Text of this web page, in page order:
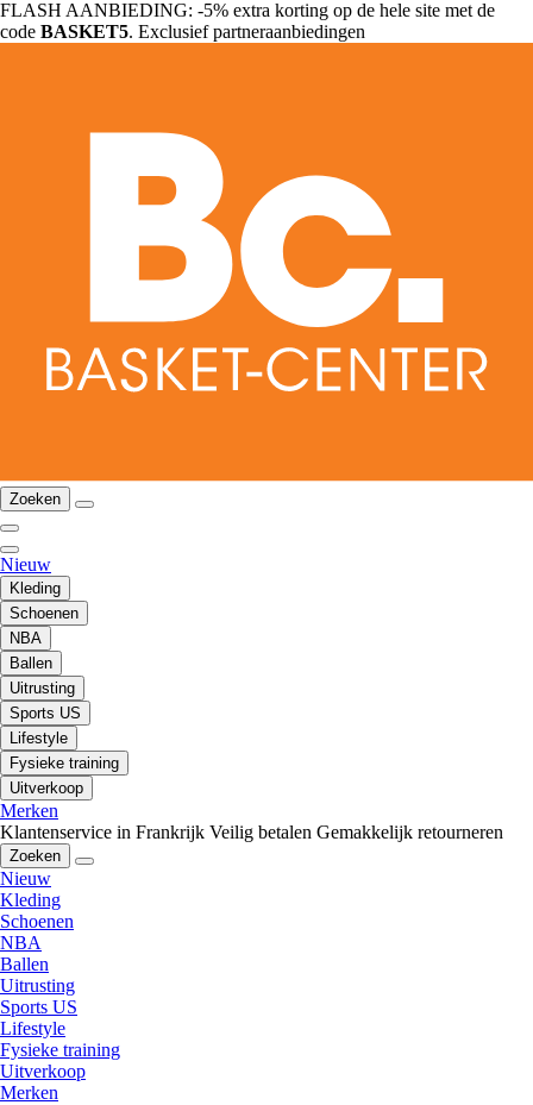
FLASH AANBIEDING: -5% extra korting op de hele site met de
code BASKET5. Exclusief partneraanbiedingen
Zoeken
Nieuw
Kleding
Schoenen
NBA
Ballen
Uitrusting
Sports US
Lifestyle
Fysieke training
Uitverkoop
Merken
Klantenservice in Frankrijk Veilig betalen Gemakkelijk retourneren
Zoeken
Nieuw
Kleding
Schoenen
NBA
Ballen
Uitrusting
Sports US
Lifestyle
Fysieke training
Uitverkoop
Merken